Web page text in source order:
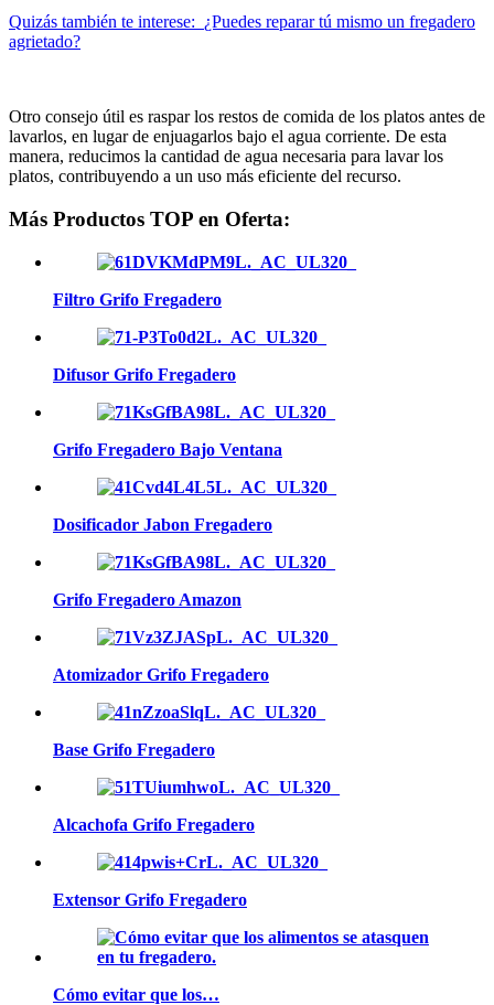
Quizás también te interese: ¿Puedes reparar tú mismo un fregadero
agrietado?
Otro consejo útil es raspar los restos de comida de los platos antes de
lavarlos, en lugar de enjuagarlos bajo el agua corriente. De esta
manera, reducimos la cantidad de agua necesaria para lavar los
platos, contribuyendo a un uso más eficiente del recurso.
Más Productos TOP en Oferta:
Filtro Grifo Fregadero
Difusor Grifo Fregadero
Grifo Fregadero Bajo Ventana
Dosificador Jabon Fregadero
Grifo Fregadero Amazon
Atomizador Grifo Fregadero
Base Grifo Fregadero
Alcachofa Grifo Fregadero
Extensor Grifo Fregadero
Cómo evitar que los…